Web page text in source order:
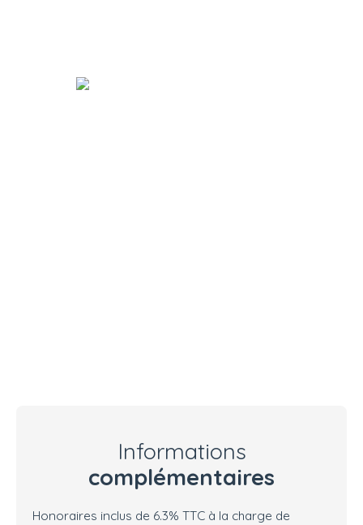
Informations
complémentaires
Honoraires inclus de 6.3% TTC à la charge de